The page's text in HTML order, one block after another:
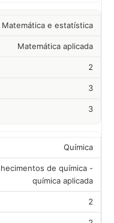
Matemática e estatística
Matemática aplicada
2
3
3
Química
de química -
química aplicada
2